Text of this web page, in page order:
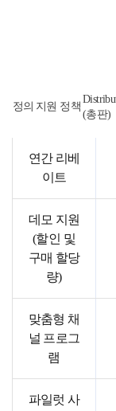
정의 지원 정책
(총판)
연간 리베
이트
데모 지원
(할인 및
구매 할당
량)
맞춤형 채
널 프로그
램
파일럿 사